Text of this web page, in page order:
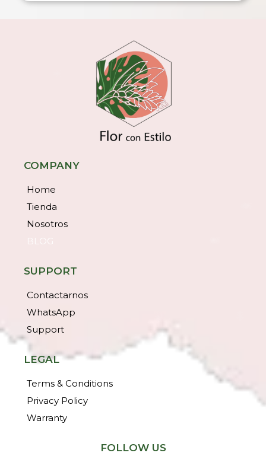
COMPANY
Home
Tienda
Nosotros
BLOG
SUPPORT
Contactarnos
WhatsApp
Support
LEGAL
Terms & Conditions
Privacy Policy
Warranty
FOLLOW US